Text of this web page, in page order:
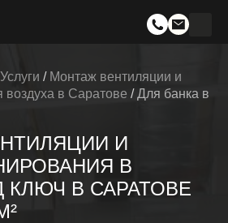
Услуги / Монтаж вентиляции и
воздуха в Саратове /Для банка в
И
В
КЛЮЧ В САРАТОВЕ